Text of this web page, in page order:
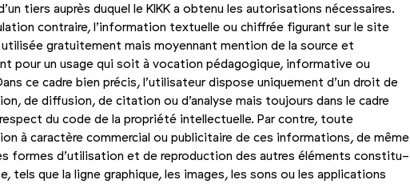
tiers auprès duquel le KIKK a obtenu les autorisations nécessaires.
contraire, l’information textuelle ou chiffrée figurant sur le site
gratui­tement mais moyennant mention de la source et
pour un usage qui soit à vocation pédagogique, informative ou
ce cadre bien précis, l’utilisateur dispose uniquement d’un droit de
de diffusion, de citation ou d’analyse mais toujours dans le cadre
du code de la propriété intellectuelle. Par contre, toute
à caractère commercial ou publicitaire de ces informations, de même
formes d’utilisation et de reproduction des autres éléments constitu­
tels que la ligne graphique, les images, les sons ou les applica­tions